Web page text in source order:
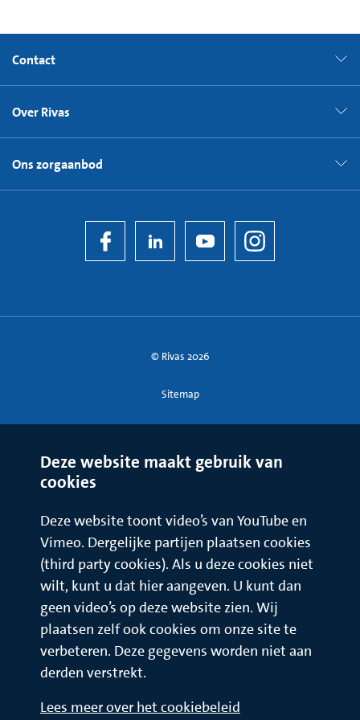
Contact
Over Rivas
Ons zorgaanbod
© Rivas 2026
Sitemap
Deze website maakt gebruik van
cookies
Deze website toont video’s van YouTube en
Vimeo. Dergelijke partijen plaatsen cookies
(third party cookies). Als u deze cookies niet
wilt, kunt u dat hier aangeven. U kunt dan
geen video’s op deze website zien. Wij
plaatsen zelf ook cookies om onze site te
verbeteren. Deze gegevens worden niet aan
derden verstrekt.
Lees meer over het cookiebeleid